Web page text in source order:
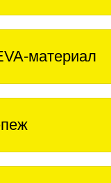
материал